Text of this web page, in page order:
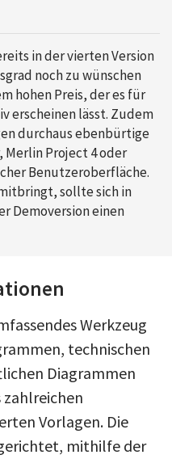
in der vierten Version
noch zu wünschen
hohen Preis, der es für
erscheinen lässt. Zudem
durchaus ebenbürtige
Merlin Project 4 oder
Benutzeroberfläche.
sollte sich in
Demoversion einen
Werkzeug
technischen
Diagrammen
zahlreichen
Vorlagen. Die
mithilfe der